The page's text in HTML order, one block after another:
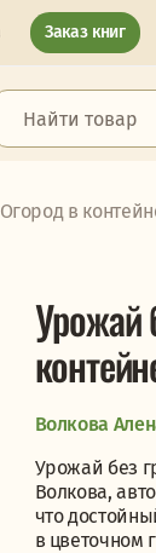
Заказ книг
в
Урожай
Волкова
Урожай без
Волкова,
что
в цветочном